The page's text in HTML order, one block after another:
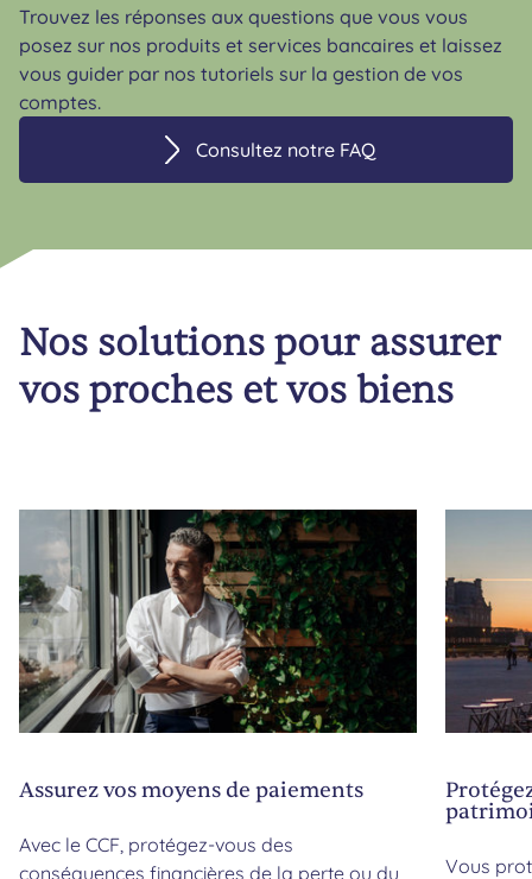
Trouvez les réponses aux questions que vous vous
posez sur nos produits et services bancaires et laissez
vous guider par nos tutoriels sur la gestion de vos
comptes.
Consultez notre FAQ
Nos solutions pour assurer
vos proches et vos biens
Assurez vos moyens de paiements
Avec le CCF, protégez-vous des
conséquences financières de la perte ou du
Vous